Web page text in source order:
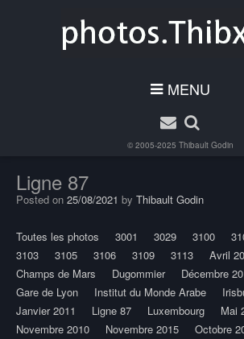
MENU
© 2005-2025 Thibault Godin
Ligne 87
Posted on 25/08/2021 by Thibault Godin
Toutes les photos 3001 3029 3100
3103
3105 3106 3109 3113
Avril
Champs de Mars
Dugommier
Décembre
Gare de Lyon
Institut du Monde Arabe
Janvier 2011
Ligne 87 Luxembourg Mai
Novembre 2010
Novembre 2015 Octobre